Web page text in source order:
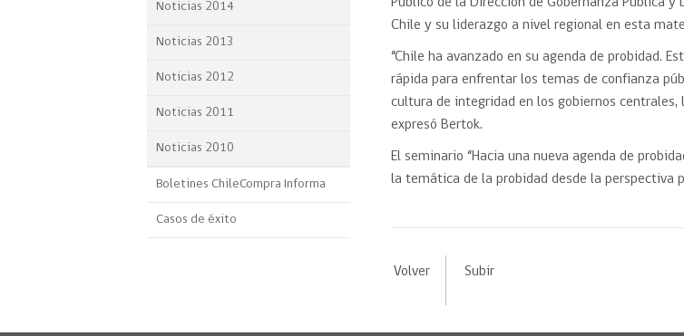
Noticias 2014
Noticias 2013
Noticias 2012
Noticias 2011
Noticias 2010
Boletines ChileCompra Informa
Casos de éxito
Chile y su liderazgo a nivel regional en esta
“Chile ha avanzado en su agenda de probidad.
rápida para enfrentar los temas de confianza
cultura de integridad en los gobiernos centrales,
expresó Bertok.
El seminario “Hacia una nueva agenda de
la temática de la probidad desde la perspectiva
Volver Subir